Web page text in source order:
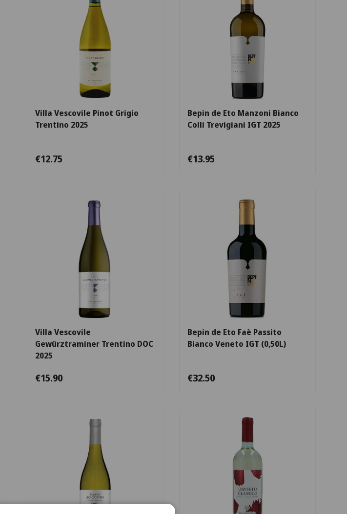
Villa Vescovile Pinot Grigio
Trentino 2025
€12.75
Bepin de Eto Manzoni Bianco
Colli Trevigiani IGT 2025
€13.95
Villa Vescovile
Gewürztraminer Trentino DOC
2025
€15.90
Bepin de Eto Faè Passito
Bianco Veneto IGT (0,50L)
€32.50